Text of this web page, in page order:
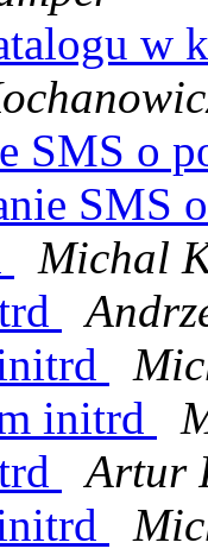
w
SMS o
SMS
Michal
initrd
Artur